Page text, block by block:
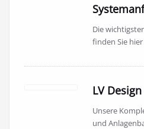
Die
finden Sie hier
LV Design
Unsere
und